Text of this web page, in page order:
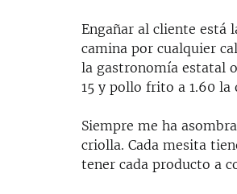
Engañar al cliente está
camina por cualquier
la gastronomía estatal
15 y pollo frito a 1.60 la
Siempre me ha
criolla. Cada mesita
tener cada producto a